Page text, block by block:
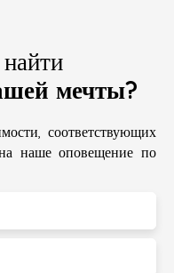
мечты?
соответствующих
наше оповещение по